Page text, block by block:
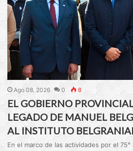
Ago 08, 2026 0 8
EL GOBIERNO
LEGADO DE MANUEL
AL INSTITUTO
En el marco de las actividades por el